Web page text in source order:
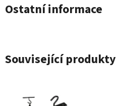
Ostatní informace
Související produkty